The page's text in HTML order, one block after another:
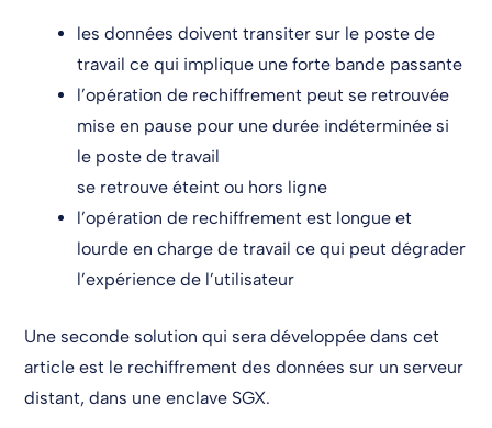
les données doivent transiter sur le poste de
travail ce qui implique une forte bande passante
l’opération de rechiffrement peut se retrouvée
mise en pause pour une durée indéterminée si
le poste de travail
se retrouve éteint ou hors ligne
l’opération de rechiffrement est longue et
lourde en charge de travail ce qui peut dégrader
l’expérience de l’utilisateur
Une seconde solution qui sera développée dans cet
article est le rechiffrement des données sur un serveur
distant, dans une enclave SGX.